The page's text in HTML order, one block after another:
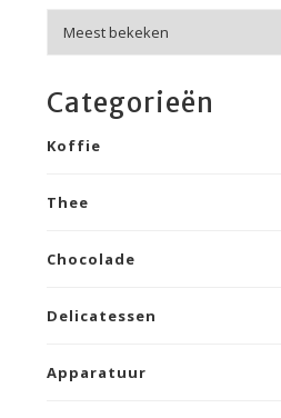
Categorieën
Koffie
Thee
Chocolade
Delicatessen
Apparatuur